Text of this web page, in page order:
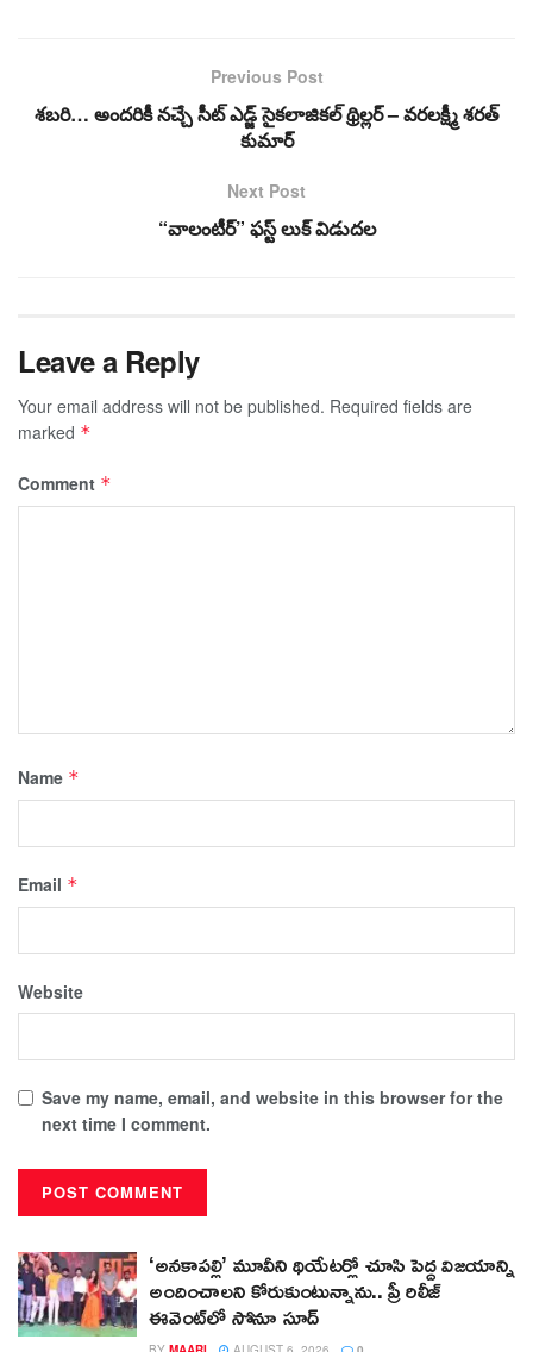
Previous Post
శబరి… అందరికీ నచ్చే సీట్ ఎడ్జ్ సైకలాజికల్ థ్రిల్లర్ – వరలక్ష్మీ శరత్
కుమార్
Next Post
“వాలంటీర్” ఫస్ట్ లుక్ విడుదల
Leave a Reply
Your email address will not be published. Required fields are
marked *
Comment *
Name *
Email *
Website
Save my name, email, and website in this browser for the
next time I comment.
‘అనకాపల్లి’ మూవీని థియేటర్లో చూసి పెద్ద విజయాన్ని
అందించాలని కోరుకుంటున్నాను.. ప్రీ రిలీజ్
ఈవెంట్‌లో సోనూ సూద్